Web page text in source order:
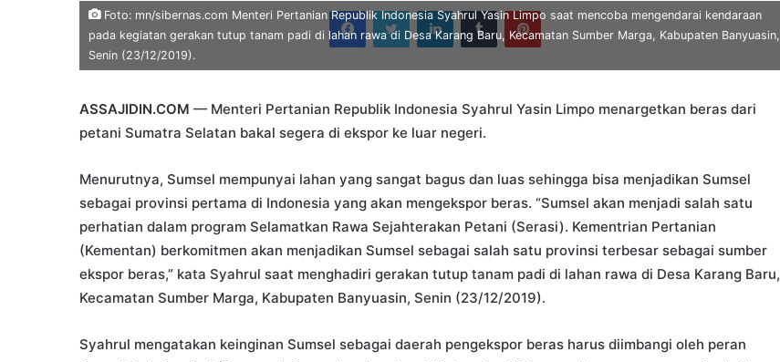
email
FacebookTwitterLinkedInTumblrPinterest
Foto: mn/sibernas.com Menteri Pertanian Republik Indonesia Syahrul Yasin Limpo saat mencoba mengendarai kendaraan
pada kegiatan gerakan tutup tanam padi di lahan rawa di Desa Karang Baru, Kecamatan Sumber Marga, Kabupaten Banyuasin,
Senin (23/12/2019).
ASSAJIDIN.COM — Menteri Pertanian Republik Indonesia Syahrul Yasin Limpo menargetkan beras dari
petani Sumatra Selatan bakal segera di ekspor ke luar negeri.
Menurutnya, Sumsel mempunyai lahan yang sangat bagus dan luas sehingga bisa menjadikan Sumsel
sebagai provinsi pertama di Indonesia yang akan mengekspor beras. “Sumsel akan menjadi salah satu
perhatian dalam program Selamatkan Rawa Sejahterakan Petani (Serasi). Kementrian Pertanian
(Kementan) berkomitmen akan menjadikan Sumsel sebagai salah satu provinsi terbesar sebagai sumber
ekspor beras,” kata Syahrul saat menghadiri gerakan tutup tanam padi di lahan rawa di Desa Karang Baru,
Kecamatan Sumber Marga, Kabupaten Banyuasin, Senin (23/12/2019).
Syahrul mengatakan keinginan Sumsel sebagai daerah pengekspor beras harus diimbangi oleh peran